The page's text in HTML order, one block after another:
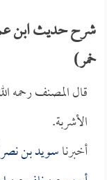
شرح حديث ابن
خمر)
قال المصنف رحمه
الأشربة.
أخبرناسويد بن نصر